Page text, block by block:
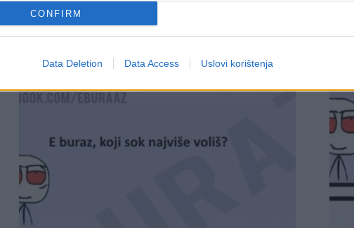
CONFIRM
Data Deletion Data Access Uslovi korištenja